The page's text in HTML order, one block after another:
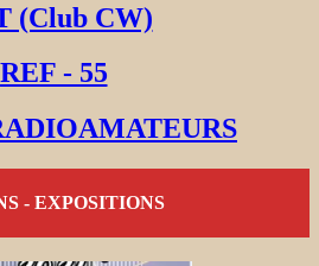
(Club CW)
REF - 55
- EXPOSITIONS